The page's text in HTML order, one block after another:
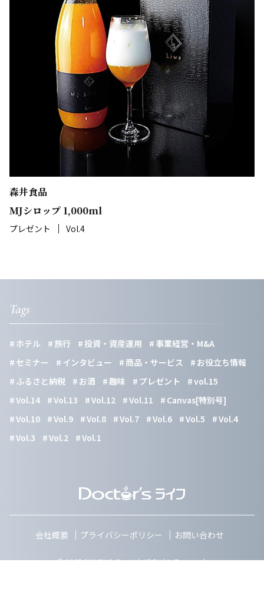
森井食品
MJシロップ 1,000ml
プレゼント Vol.4
Tags
ホテル 旅行 投資・資産運用
事業経営・M&A
セミナー
インタビュー 商品・サービス
お役立ち情報
ふるさと納税
お酒 趣味 プレゼント
vol.15
Vol.14
Vol.13 Vol.12 Vol.11
Canvas[特別号]
Vol.10
Vol.9 Vol.8 Vol.7 Vol.6 Vol.5
Vol.4
Vol.3
Vol.2 Vol.1
会社概要 プライバシーポリシー お問い合わせ
© 2025 SHINRYO Co.,Ltd. All Rights Reserved.